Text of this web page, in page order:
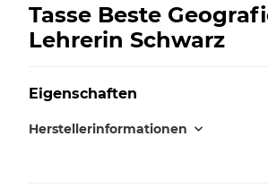
Tasse Beste
Lehrerin Schwarz
Eigenschaften
Herstellerinformationen